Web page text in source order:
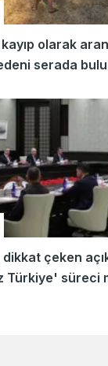
olarak
serada
çeken
Türkiye' süreci